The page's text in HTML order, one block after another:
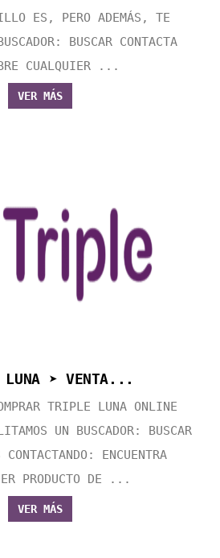
ES, PERO ADEMÁS, TE
BUSCAR CONTACTA
CUALQUIER ...
VER MÁS
LUNA ➤ VENTA...
TRIPLE LUNA ONLINE
UN BUSCADOR: BUSCAR
ENCUENTRA
PRODUCTO DE ...
VER MÁS